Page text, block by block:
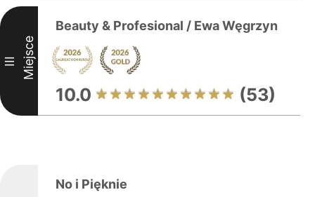
III Miejsce
Beauty & Profesional / Ewa Węgrzyn
10.0 (53)
No i Pięknie